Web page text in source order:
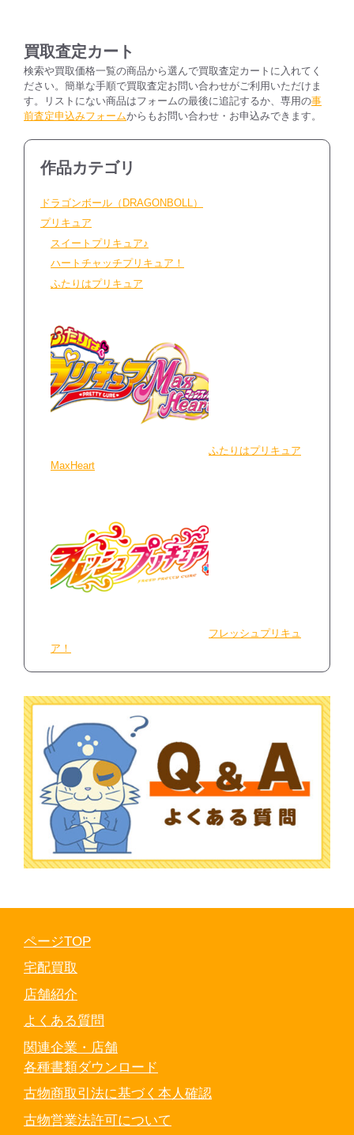
買取査定カート
検索や買取価格一覧の商品から選んで買取査定カートに入れてく
ださい。簡単な手順で買取査定お問い合わせがご利用いただけま
す。リストにない商品はフォームの最後に追記するか、専用の事
前査定申込みフォームからもお問い合わせ・お申込みできます。
作品カテゴリ
ドラゴンボール（DRAGONBOLL）
プリキュア
スイートプリキュア♪
ハートチャッチプリキュア！
ふたりはプリキュア
ふたりはプリキュア
MaxHeart
フレッシュプリキュ
ア！
ページTOP
宅配買取
店舗紹介
よくある質問
関連企業・店舗
各種書類ダウンロード
古物商取引法に基づく本人確認
古物営業法許可について